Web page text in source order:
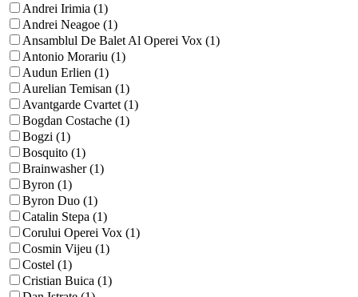
Andrei Irimia (1)
Andrei Neagoe (1)
Ansamblul De Balet Al Operei Vox (1)
Antonio Morariu (1)
Audun Erlien (1)
Aurelian Temisan (1)
Avantgarde Cvartet (1)
Bogdan Costache (1)
Bogzi (1)
Bosquito (1)
Brainwasher (1)
Byron (1)
Byron Duo (1)
Catalin Stepa (1)
Corului Operei Vox (1)
Cosmin Vijeu (1)
Costel (1)
Cristian Buica (1)